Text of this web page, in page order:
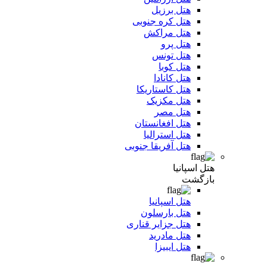
هتل برزیل
هتل کره جنوبی
هتل مراکش
هتل پرو
هتل تونس
هتل کوبا
هتل کانادا
هتل کاستاریکا
هتل مکزیک
هتل مصر
هتل افغانستان
هتل استرالیا
هتل آفریقا جنوبی
هتل اسپانیا
بازگشت
هتل اسپانیا
هتل بارسلون
هتل جزایر قناری
هتل مادرید
هتل ایبیزا